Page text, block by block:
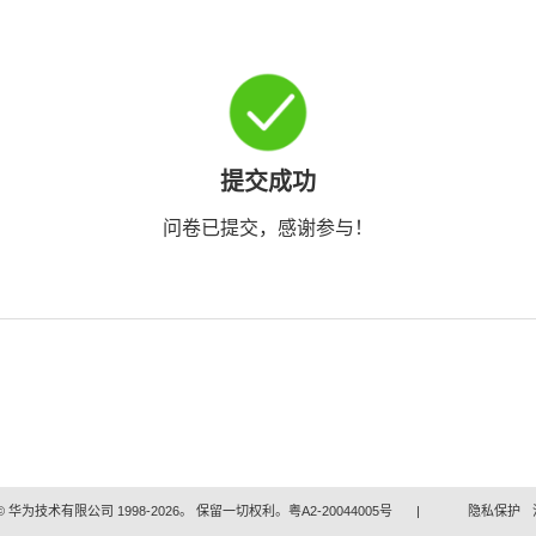
提交成功
问卷已提交，感谢参与！
华为技术有限公司 1998-2026。 保留一切权利。粤A2-20044005号 | 隐私保护